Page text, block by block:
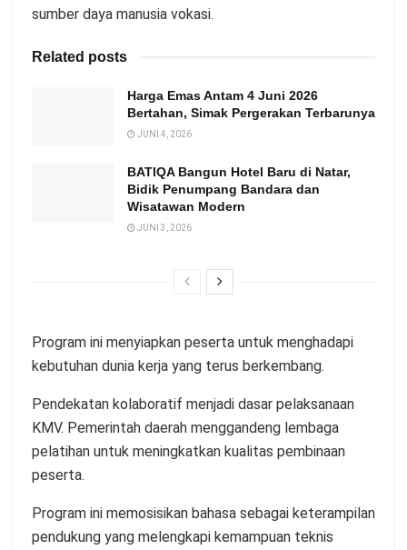
sumber daya manusia vokasi.
Related posts
Harga Emas Antam 4 Juni 2026
Bertahan, Simak Pergerakan Terbarunya
JUNI 4, 2026
BATIQA Bangun Hotel Baru di Natar,
Bidik Penumpang Bandara dan
Wisatawan Modern
JUNI 3, 2026
Program ini menyiapkan peserta untuk menghadapi
kebutuhan dunia kerja yang terus berkembang.
Pendekatan kolaboratif menjadi dasar pelaksanaan
KMV. Pemerintah daerah menggandeng lembaga
pelatihan untuk meningkatkan kualitas pembinaan
peserta.
Program ini memosisikan bahasa sebagai keterampilan
pendukung yang melengkapi kemampuan teknis